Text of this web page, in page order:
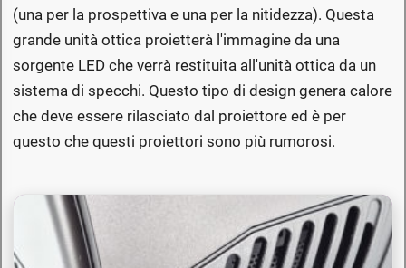
(una per la prospettiva e una per la nitidezza). Questa
grande unità ottica proietterà l'immagine da una
sorgente LED che verrà restituita all'unità ottica da un
sistema di specchi. Questo tipo di design genera calore
che deve essere rilasciato dal proiettore ed è per
questo che questi proiettori sono più rumorosi.